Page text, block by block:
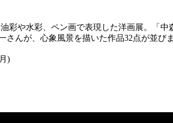
彩や水彩、ペン画で表現した洋画展。「
さんが、心象風景を描いた作品32点が並び
)